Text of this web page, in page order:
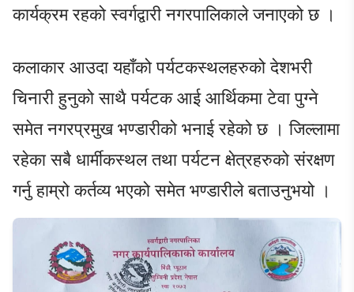
कार्यक्रम रहको स्वर्गद्वारी नगरपालिकाले जनाएको छ ।
कलाकार आउदा यहाँको पर्यटकस्थलहरुको देशभरी
चिनारी हुनुको साथै पर्यटक आई आर्थिकमा टेवा पुग्ने
समेत नगरप्रमुख भण्डारीको भनाई रहेको छ । जिल्लामा
रहेका सबै धार्मीकस्थल तथा पर्यटन क्षेत्रहरुको संरक्षण
गर्नु हाम्रो कर्तव्य भएको समेत भण्डारीले बताउनुभयो ।